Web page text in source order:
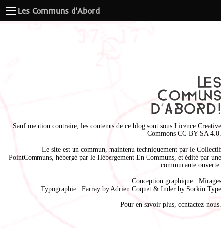
Les Communs d'Abord
Sauf mention contraire, les contenus de ce blog sont sous Licence Creative
Commons CC-BY-SA 4.0
Le site est un commun, maintenu techniquement par le Collectif
PointCommuns , hébergé par le Hébergement En Communs , et édité par une
communauté ouverte.
Conception graphique : Mirages
Typographie : Farray by Adrien Coquet & Inder by Sorkin Type
Pour en savoir plus, contactez-nous